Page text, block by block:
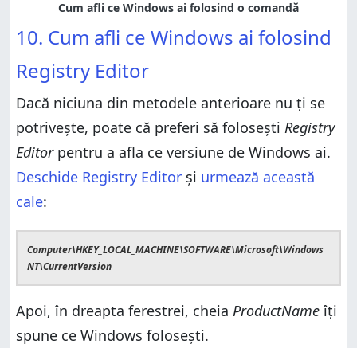
10. Cum afli ce Windows ai folosind
Registry Editor
Dacă niciuna din metodele anterioare nu ți se
potrivește, poate că preferi să folosești Registry
Editorpentru a afla ce versiune de Windows ai.
Deschide Registry Editor și urmează această
cale:
Computer\HKEY_LOCAL_MACHINE\SOFTWARE\Microsoft\Windows
NT\CurrentVersion
Apoi, în dreapta ferestrei, cheia ProductNameîți
spune ce Windows folosești.